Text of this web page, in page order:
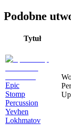
Podobne
Tytuł
Epic
Stomp
Percussion
Yevhen
Lokhmatov